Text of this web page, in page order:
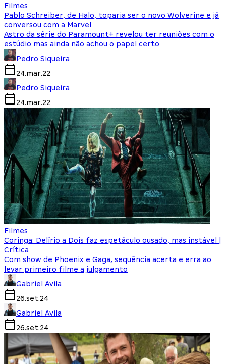
Filmes
Pablo Schreiber, de Halo, toparia ser o novo Wolverine e já
conversou com a Marvel
Astro da série do Paramount+ revelou ter reuniões com o
estúdio mas ainda não achou o papel certo
Pedro Siqueira
24.mar.22
Pedro Siqueira
24.mar.22
Filmes
Coringa: Delírio a Dois faz espetáculo ousado, mas instável |
Crítica
Com show de Phoenix e Gaga, sequência acerta e erra ao
levar primeiro filme a julgamento
Gabriel Avila
26.set.24
Gabriel Avila
26.set.24